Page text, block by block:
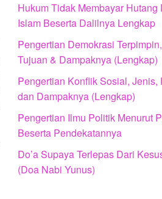
Hukum Tidak Membayar Hutang
Islam Beserta Dalilnya Lengkap
Pengertian Demokrasi
Tujuan & Dampaknya (Lengkap)
Pengertian Konflik Sosial, Jenis,
dan Dampaknya (Lengkap)
Pengertian Ilmu Politik Menurut
Beserta Pendekatannya
Do’a Supaya Terlepas Dari
(Doa Nabi Yunus)